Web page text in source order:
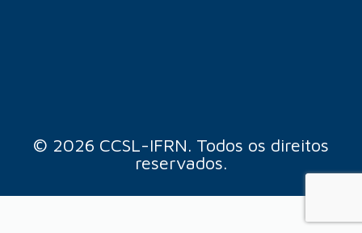
© 2026 CCSL-IFRN. Todos os direitos
reservados.